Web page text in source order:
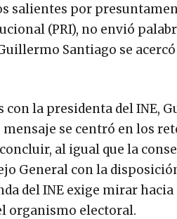
salientes por
(PRI), no envió
Santiago se
la presidenta del INE,
se centró en los
al igual que la
General con la
del INE exige mirar
organismo electoral.